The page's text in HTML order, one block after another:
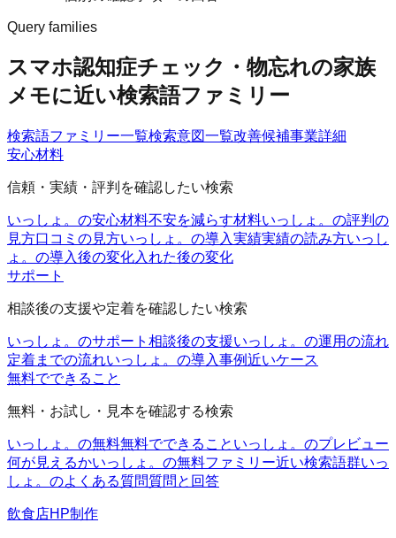
Query families
スマホ認知症チェック・物忘れの家族
メモに近い検索語ファミリー
検索語ファミリー一覧検索意図一覧改善候補事業詳細
安心材料
信頼・実績・評判を確認したい検索
いっしょ。の安心材料不安を減らす材料いっしょ。の評判の
見方口コミの見方いっしょ。の導入実績実績の読み方いっし
ょ。の導入後の変化入れた後の変化
サポート
相談後の支援や定着を確認したい検索
いっしょ。のサポート 相談後の支援いっしょ。の運用の流れ
定着までの流れいっしょ。の導入事例近いケース
無料でできること
無料・お試し・見本を確認する検索
いっしょ。の無料無料でできること いっしょ。のプレビュー
何が見えるかいっしょ。の無料ファミリー近い検索語群いっ
しょ。のよくある質問質問と回答
飲食店HP制作